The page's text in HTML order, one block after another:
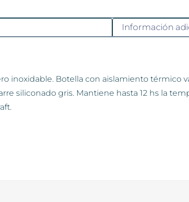
Información
inoxidable. Botella con aislamiento térmico
siliconado gris. Mantiene hasta 12 hs la